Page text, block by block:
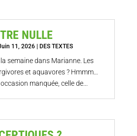
NULLE
11, 2026| DES TEXTES
semaine dans Marianne. Les
et aquavores ? Hmmm…
manquée, celle de...